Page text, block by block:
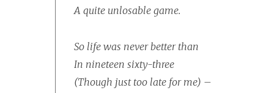
A quite unlosable game.
So life was never better than
In nineteen sixty-three
(Though just too late for me) –